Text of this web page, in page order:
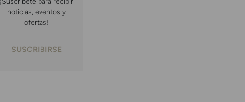
noticias, eventos y
ofertas!
SUSCRIBIRSE